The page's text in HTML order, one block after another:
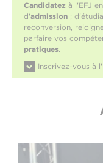
Candidatez à l'EFJ
d'admission ;
reconversion,
parfaire vos
pratiques.
Inscrivez-vous à